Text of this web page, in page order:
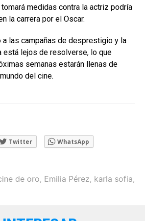
medidas contra la actriz podría
la carrera por el Oscar.
a las campañas de desprestigio y la
está lejos de resolverse, lo que
semanas estarán llenas de
del cine.
Twitter WhatsApp
de oro, Emilia Pérez, karla sofia,